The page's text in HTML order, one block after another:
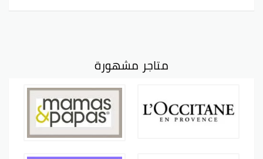
متاجر مشهورة